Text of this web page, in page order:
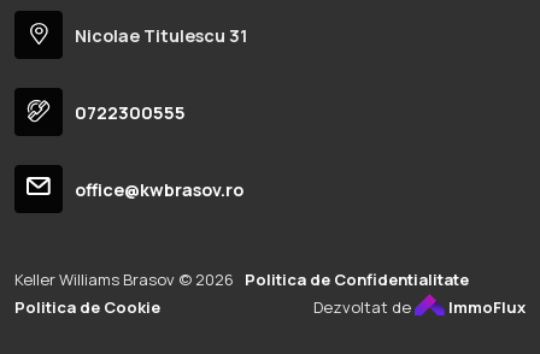
Nicolae Titulescu 31
0722300555
office@kwbrasov.ro
Keller Williams Brasov © 2026 Politica de Confidentialitate
Politica de Cookie
Dezvoltat de ImmoFlux